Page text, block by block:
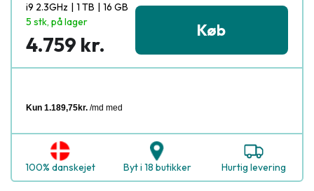
i9 2.3GHz | 1 TB | 16 GB
5 stk, på lager
4.759 kr.
Køb
100% danskejet Byt i 18 butikker Hurtig levering